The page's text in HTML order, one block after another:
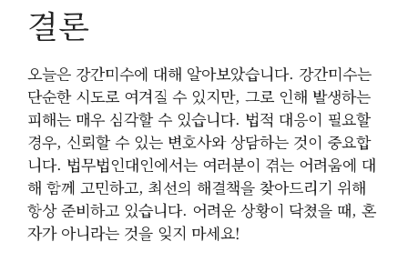
결론
오늘은 강간미수에 대해 알아보았습니다. 강간미수는
단순한 시도로 여겨질 수 있지만, 그로 인해 발생하는
피해는 매우 심각할 수 있습니다. 법적 대응이 필요할
경우, 신뢰할 수 있는 변호사와 상담하는 것이 중요합
니다. 법무법인대인에서는 여러분이 겪는 어려움에 대
해 함께 고민하고, 최선의 해결책을 찾아드리기 위해
항상 준비하고 있습니다. 어려운 상황이 닥쳤을 때, 혼
자가 아니라는 것을 잊지 마세요!